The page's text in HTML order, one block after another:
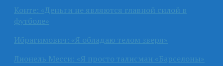
Конте: «Деньги не являются главной силой в
футболе»
Ибрагимович: «Я обладаю телом зверя»
Лионель Месси: «Я просто талисман «Барселоны»